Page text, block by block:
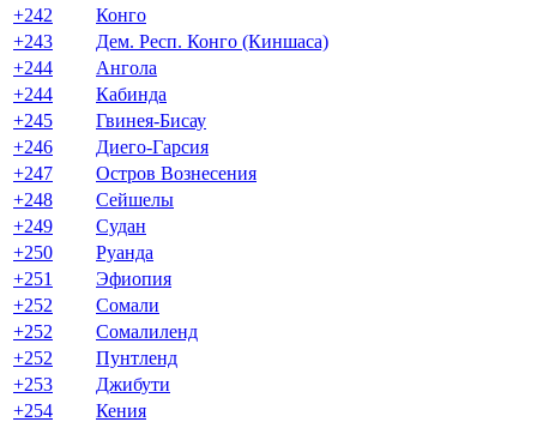
+242
Конго
+243
Дем. Респ. Конго (Киншаса)
+244
Ангола
+244
Кабинда
+245
Гвинея-Бисау
+246
Диего-Гарсия
+247
Остров Вознесения
+248
Сейшелы
+249
Судан
+250
Руанда
+251
Эфиопия
+252
Сомали
+252
Сомалиленд
+252
Пунтленд
+253
Джибути
+254
Кения